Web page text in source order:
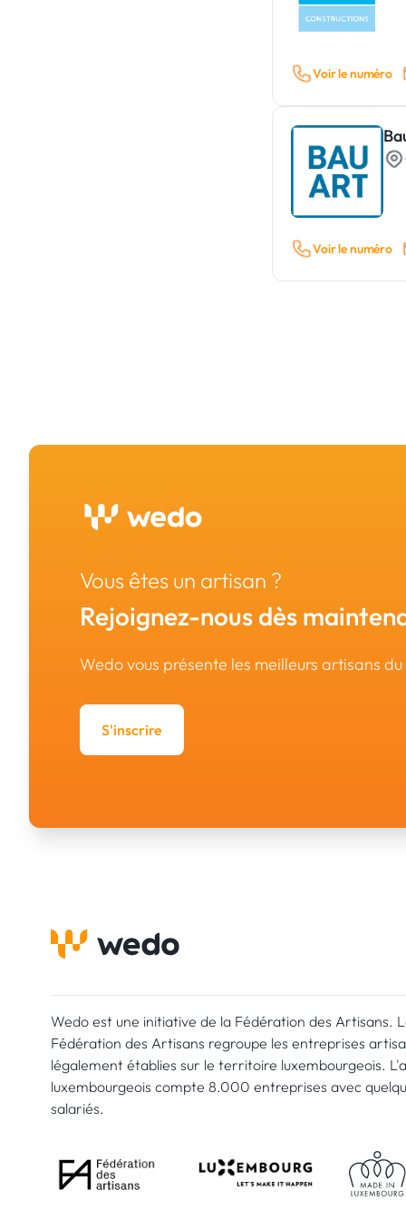
Voir le numéro
Voir le numéro
Vous êtes un artisan ?
Rejoignez-nous dès
Wedo vous présente les meilleurs artisans
S'inscrire
Wedo est une initiative de la Fédération des Artisans.
Fédération des Artisans regroupe les entreprises
légalement établies sur le territoire luxembourgeois.
luxembourgeois compte 8.000 entreprises avec
salariés.